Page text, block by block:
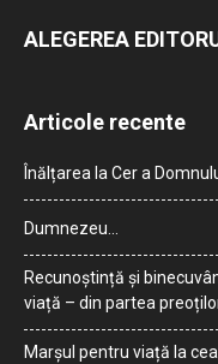
ALEGEREA
Articole recente
Înălțarea la Cer a
Dumnezeu…
Recunoștință și
viață – din partea
Marșul pentru viață la